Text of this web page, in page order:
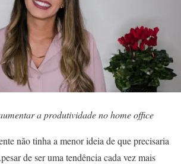
a produtividade no home office
não tinha a menor ideia de que precisaria
de ser uma tendência cada vez mais